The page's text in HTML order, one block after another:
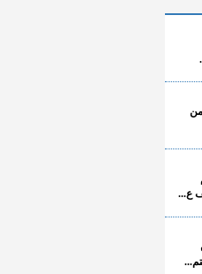
من
ع...